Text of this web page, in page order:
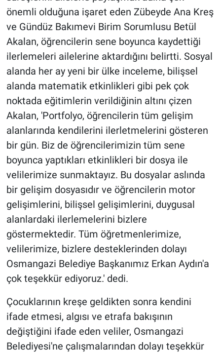
önemli olduğuna işaret eden Zübeyde Ana Kreş
ve Gündüz Bakımevi Birim Sorumlusu Betül
Akalan, öğrencilerin sene boyunca kaydettiği
ilerlemeleri ailelerine aktardığını belirtti. Sosyal
alanda her ay yeni bir ülke inceleme, bilişsel
alanda matematik etkinlikleri gibi pek çok
noktada eğitimlerin verildiğinin altını çizen
Akalan, 'Portfolyo, öğrencilerin tüm gelişim
alanlarında kendilerini ilerletmelerini gösteren
bir gün. Biz de öğrencilerimizin tüm sene
boyunca yaptıkları etkinlikleri bir dosya ile
velilerimize sunmaktayız. Bu dosyalar aslında
bir gelişim dosyasıdır ve öğrencilerin motor
gelişimlerini, bilişsel gelişimlerini, duygusal
alanlardaki ilerlemelerini bizlere
göstermektedir. Tüm öğretmenlerimize,
velilerimize, bizlere desteklerinden dolayı
Osmangazi Belediye Başkanımız Erkan Aydın'a
çok teşekkür ediyoruz.' dedi.
Çocuklarının kreşe geldikten sonra kendini
ifade etmesi, algısı ve etrafa bakışının
değiştiğini ifade eden veliler, Osmangazi
Belediyesi'ne çalışmalarından dolayı teşekkür